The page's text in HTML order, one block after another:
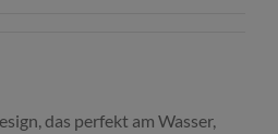
das perfekt am Wasser,